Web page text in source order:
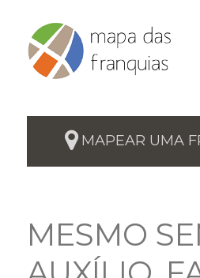
MAPEAR UMA
MESMO